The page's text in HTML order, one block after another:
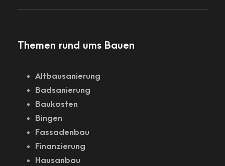
Themen rund ums Bauen
Altbausanierung
Badsanierung
Baukosten
Bingen
Fassadenbau
Finanzierung
Hausanbau